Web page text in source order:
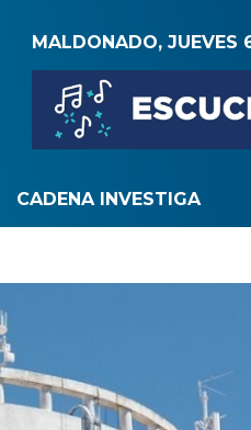
MALDONADO, JUEVES
CADENA INVESTIGA